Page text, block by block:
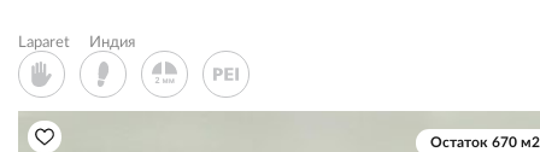
Laparet Индия
Остаток 670 м2